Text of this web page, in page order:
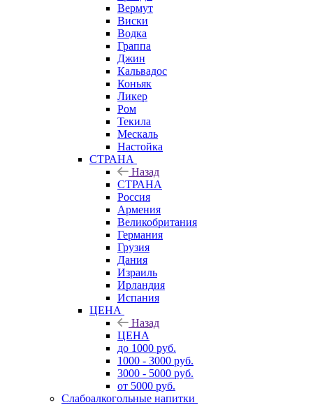
Вермут
Виски
Водка
Граппа
Джин
Кальвадос
Коньяк
Ликер
Ром
Текила
Мескаль
Настойка
СТРАНА
Назад
СТРАНА
Россия
Армения
Великобритания
Германия
Грузия
Дания
Израиль
Ирландия
Испания
ЦЕНА
Назад
ЦЕНА
до 1000 руб.
1000 - 3000 руб.
3000 - 5000 руб.
от 5000 руб.
Слабоалкогольные напитки